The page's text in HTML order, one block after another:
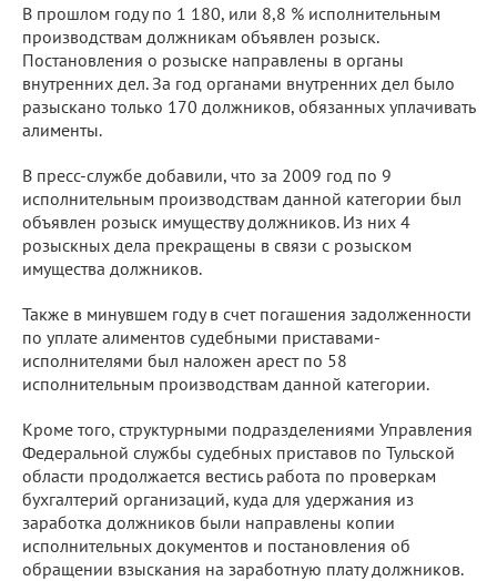
В прошлом году по 1 180, или 8,8 % исполнительным
производствам должникам объявлен розыск.
Постановления о розыске направлены в органы
внутренних дел. За год органами внутренних дел было
разыскано только 170 должников, обязанных уплачивать
алименты.
В пресс-службе добавили, что за 2009 год по 9
исполнительным производствам данной категории был
объявлен розыск имуществу должников. Из них 4
розыскных дела прекращены в связи с розыском
имущества должников.
Также в минувшем году в счет погашения задолженности
по уплате алиментов судебными приставами-
исполнителями был наложен арест по 58
исполнительным производствам данной категории.
Кроме того, структурными подразделениями Управления
Федеральной службы судебных приставов по Тульской
области продолжается вестись работа по проверкам
бухгалтерий организаций, куда для удержания из
заработка должников были направлены копии
исполнительных документов и постановления об
обращении взыскания на заработную плату должников.